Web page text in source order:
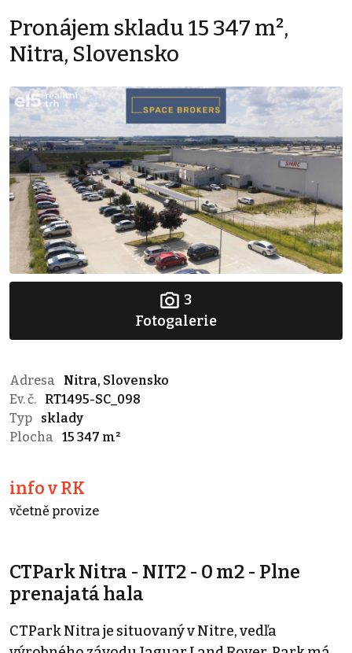
Pronájem skladu 15 347 m²,
Nitra, Slovensko
3
Fotogalerie
Adresa
Nitra, Slovensko
Ev. č.
RT1495-SC_098
Typ
sklady
Plocha
15 347 m²
info v RK
včetně provize
CTPark Nitra - NIT2 - 0 m2 - Plne
prenajatá hala
CTPark Nitra je situovaný v Nitre, vedľa